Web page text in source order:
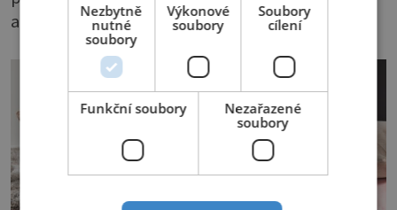
a sedačka bude zase jako nová.
Nezbytně
nutné
soubory
Výkonové
soubory
Soubory
cílení
Funkční soubory
Nezařazené
soubory